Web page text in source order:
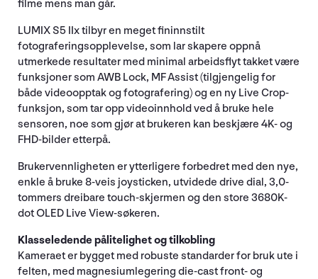
filme mens man går.
LUMIX S5 IIx tilbyr en meget fininnstilt
fotograferingsopplevelse, som lar skapere oppnå
utmerkede resultater med minimal arbeidsflyt takket være
funksjoner som AWB Lock, MF Assist (tilgjengelig for
både videoopptak og fotografering) og en ny Live Crop-
funksjon, som tar opp videoinnhold ved å bruke hele
sensoren, noe som gjør at brukeren kan beskjære 4K- og
FHD-bilder etterpå.
Brukervennligheten er ytterligere forbedret med den nye,
enkle å bruke 8-veis joysticken, utvidede drive dial, 3,0-
tommers dreibare touch-skjermen og den store 3680K-
dot OLED Live View-søkeren.
Klasseledende pålitelighet og tilkobling
Kameraet er bygget med robuste standarder for bruk ute i
felten, med magnesiumlegering die-cast front- og